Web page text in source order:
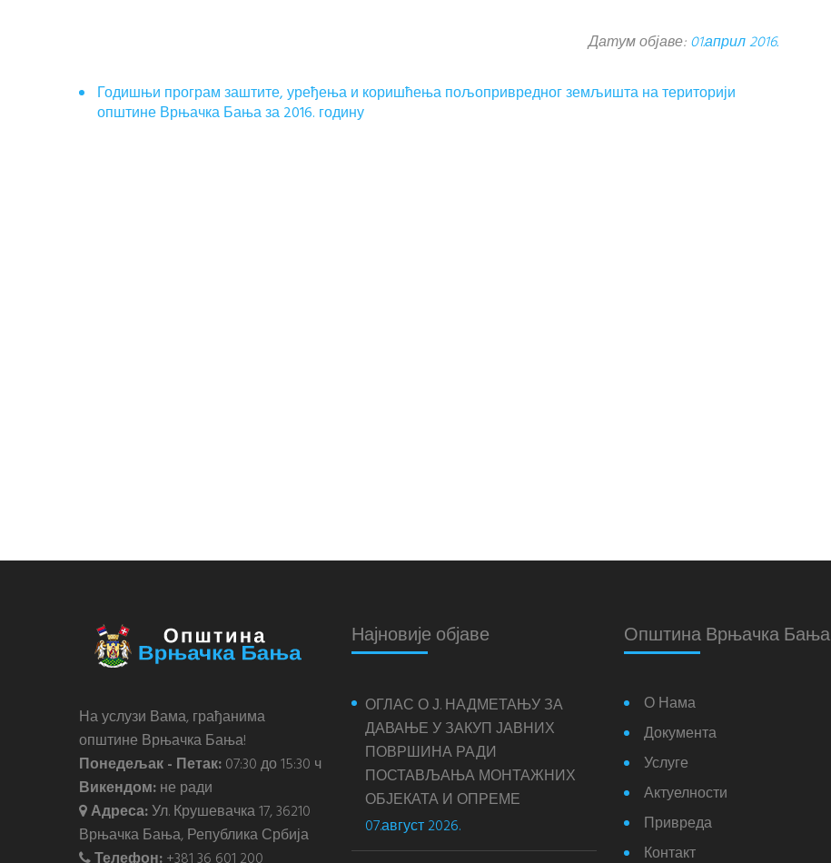
Датум објаве:01.април 2016.
Годишњи програм заштите, уређења и коришћења пољопривредног земљишта на територији
општине Врњачка Бања за 2016. годину
На услузи Вама, грађанима
општине Врњачка Бања!
Понедељак - Петак:07:30 до 15:30 ч
Викендом:не ради
Адреса:Ул. Крушевачка 17, 36210
Врњачка Бања, Република Србија
Најновије објаве
ОГЛАС О Ј. НАДМЕТАЊУ ЗА
ДАВАЊЕ У ЗАКУП ЈАВНИХ
ПОВРШИНА РАДИ
ПОСТАВЉАЊА МОНТАЖНИХ
ОБЈЕКАТА И ОПРЕМЕ
07.август 2026.
Општина Врњачка Бања
О Нама
Документа
Услуге
Актуелности
Привреда
Контакт